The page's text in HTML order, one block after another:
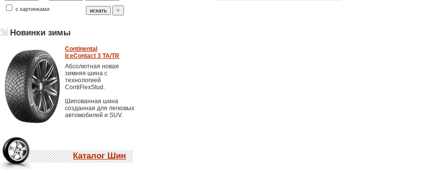
с картинками
Новинки зимы
Continental
IceContact 3 TA/TR
Абсолютная новая
зимняя шина с
технологией
ContiFlexStud.
Шипованная шина
созданная для легковых
автомобилей и SUV.
Каталог Шин